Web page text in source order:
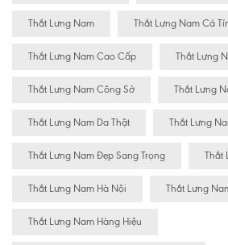
Thắt Lưng Nam Thắt Lưng Nam Cá
Thắt Lưng Nam Cao Cấp Thắt Lưng
Thắt Lưng Nam Công Sở Thắt Lưng
Thắt Lưng Nam Da Thật Thắt Lưng
Thắt Lưng Nam Đẹp Sang Trọng Thắt
Thắt Lưng Nam Hà Nội Thắt Lưng
Thắt Lưng Nam Hàng Hiệu